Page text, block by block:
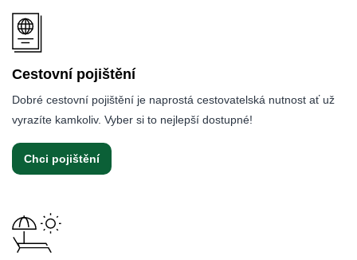
Cestovní pojištění
Dobré cestovní pojištění je naprostá cestovatelská nutnost ať už
vyrazíte kamkoliv. Vyber si to nejlepší dostupné!
Chci pojištění